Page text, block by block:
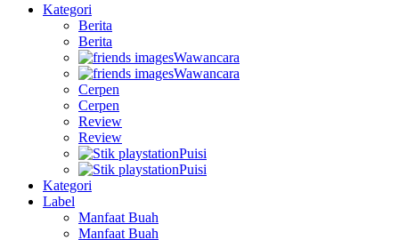
Kategori
Berita
Berita
Wawancara
Wawancara
Cerpen
Cerpen
Review
Review
Puisi
Puisi
Kategori
Label
Manfaat Buah
Manfaat Buah